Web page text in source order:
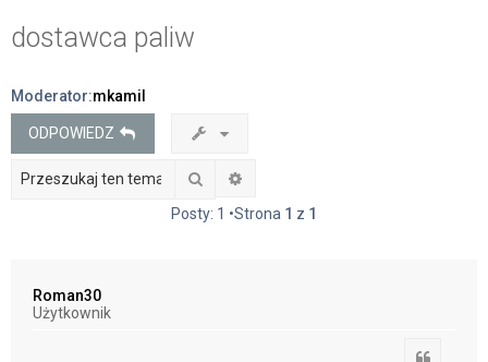
dostawca paliw
Moderator:mkamil
ODPOWIEDZ
Szukaj
Posty: 1 •Strona 1 z 1
Roman30
Użytkownik